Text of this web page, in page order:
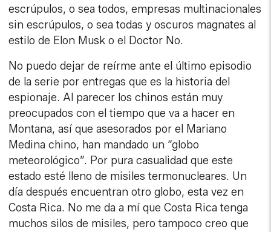
escrúpulos, o sea todos, empresas multinacionales
sin escrúpulos, o sea todas y oscuros magnates al
estilo de Elon Musk o el Doctor No.
No puedo dejar de reírme ante el último episodio
de la serie por entregas que es la historia del
espionaje. Al parecer los chinos están muy
preocupados con el tiempo que va a hacer en
Montana, así que asesorados por el Mariano
Medina chino, han mandado un “globo
meteorológico”. Por pura casualidad que este
estado esté lleno de misiles termonucleares. Un
día después encuentran otro globo, esta vez en
Costa Rica. No me da a mí que Costa Rica tenga
muchos silos de misiles, pero tampoco creo que